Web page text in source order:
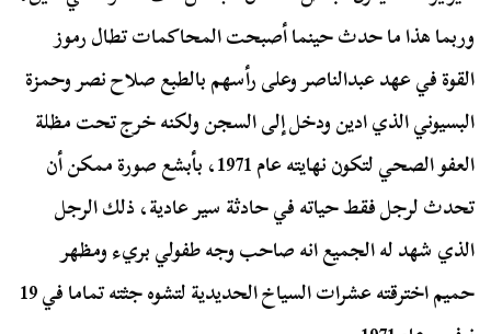
وربما هذا ما حدث حينما أصبحت المحاكمات تطال رموز
القوة في عهد عبدالناصر وعلى رأسهم بالطبع صلاح نصر وحمزة
البسيوني الذي ادين ودخل إلى السجن ولكنه خرج تحت مظلة
العفو الصحي لتكون نهايته عام 1971، بأبشع صورة ممكن أن
تحدث لرجل فقط حياته في حادثة سير عادية، ذلك الرجل
الذي شهد له الجميع انه صاحب وجه طفولي بريء ومظهر
حميم اخترقته عشرات السياخ الحديدية لتشوه جثته تماما في 19